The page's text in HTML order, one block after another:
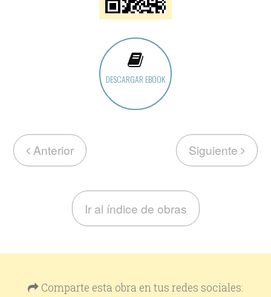
DESCARGAR EBOOK
Anterior Siguiente
Ir al índice de obras
Comparte esta obra en tus redes sociales: